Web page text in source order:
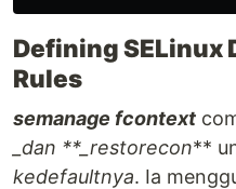
Defining SELinux
Rules
semanage fcontext
_dan **_restorecon**
kedefaultnya. Ia